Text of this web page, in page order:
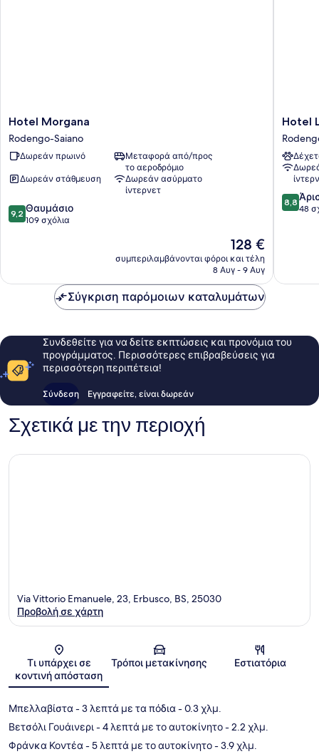
Hotel
Morgana
Rodengo-
Saiano
Hotel Morgana
Rodengo-Saiano
Δωρεάν πρωινό
Μεταφορά από/προς
το αεροδρόμιο
Δωρεάν στάθμευση
Δωρεάν ασύρματο
ίντερνετ
9.2
στα
9,2 Θαυμάσιο
109 σχόλια
Η
τιμή
είναι
128 €
συμπεριλαμβάνονται φόροι και τέλη
8 Αυγ - 9 Αυγ
Hotel
Locanda
Saiano
Hotel
8.8
στα
8,8
48
Σύγκριση παρόμοιων καταλυμάτων
Συνδεθείτε για να δείτε εκπτώσεις και προνόμια του
προγράμματος. Περισσότερες επιβραβεύσεις για
περισσότερη περιπέτεια!
Σύνδεση Εγγραφείτε, είναι δωρεάν
Σχετικά με την περιοχή
Χάρτης
Via Vittorio Emanuele, 23, Erbusco, BS, 25030
Προβολή σε χάρτη
Τι υπάρχει σε
κοντινή απόσταση
Τρόποι μετακίνησης Εστιατόρια
Μπελλαβίστα- 3 λεπτά με τα πόδια- 0.3 χλμ.
Βετσόλι Γουάινερι- 4 λεπτά με το αυτοκίνητο- 2.2 χλμ.
Φράνκα Κοντέα- 5 λεπτά με το αυτοκίνητο- 3.9 χλμ.